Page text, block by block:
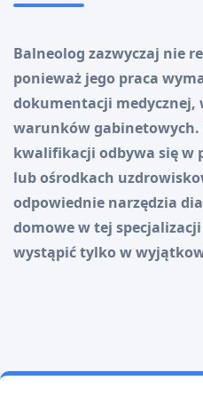
Balneolog zazwyczaj nie
ponieważ jego praca
dokumentacji medycznej,
warunków gabinetowych.
kwalifikacji odbywa się w
lub ośrodkach
odpowiednie narzędzia
domowe w tej
wystąpić tylko w